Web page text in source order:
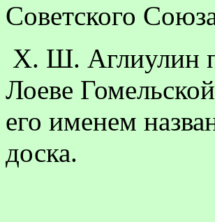
Советского
Х. Ш. Аглиулин
Лоеве
его именем
доска.